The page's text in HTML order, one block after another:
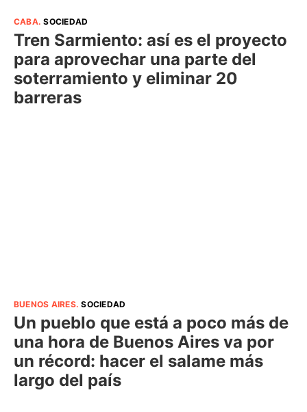
CABA.SOCIEDAD
Tren Sarmiento: así es el proyecto
para aprovechar una parte del
soterramiento y eliminar 20
barreras
BUENOS AIRES.SOCIEDAD
Un pueblo que está a poco más de
una hora de Buenos Aires va por
un récord: hacer el salame más
largo del país